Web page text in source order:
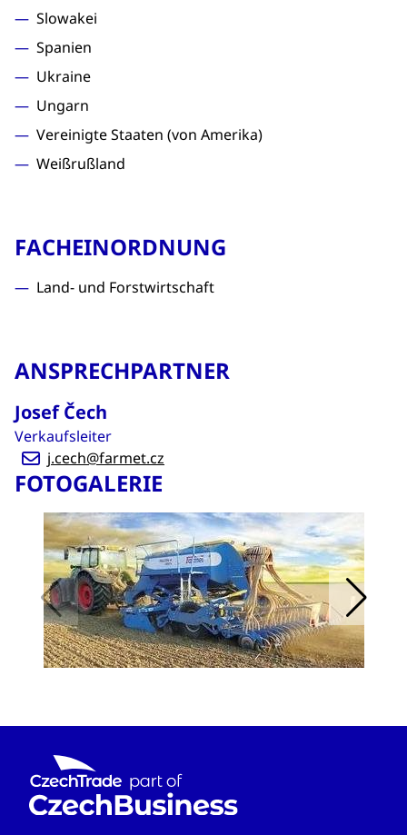
Slowakei
Spanien
Ukraine
Ungarn
Vereinigte Staaten (von Amerika)
Weißrußland
FACHEINORDNUNG
Land- und Forstwirtschaft
ANSPRECHPARTNER
Josef Čech
Verkaufsleiter
j.cech@farmet.cz
FOTOGALERIE